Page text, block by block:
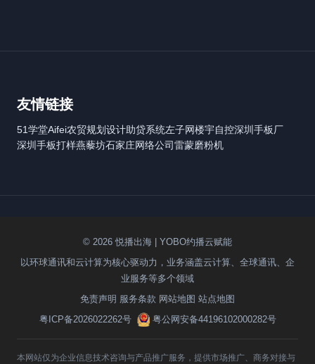
友情链接
51学堂Aifei农贸规划设计助贷系统左子网楼宇自控深圳手板厂
深圳手板打样燕藜坊石家庄网络公司雷蒙磨粉机
© 2026 悦播出海 | YOBO约播云赋能
以环球通讯和云计算为核心驱动力，业务涵盖云计算、全球通讯、企
业服务等多个领域
免责声明 服务条款 网站地图 站点地图
粤ICP备2026022262号
粤公网安备44196102000282号
本网站仅为企业信息技术咨询与产品推广服务，提供市场推广、商务对接与